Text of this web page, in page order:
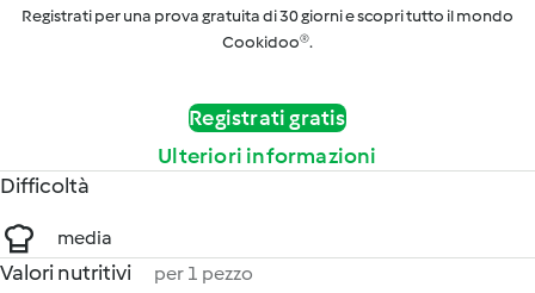
Registrati per una prova gratuita di 30 giorni e scopri tutto il mondo
Cookidoo®.
Registrati gratis
Ulteriori informazioni
Difficoltà
media
Valori nutritivi per 1 pezzo